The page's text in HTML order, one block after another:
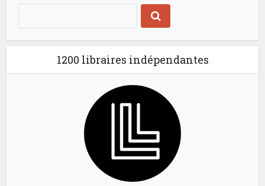
1200 libraires indépendantes